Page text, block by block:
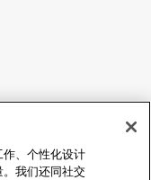
、个性化设计
。我们还同社交